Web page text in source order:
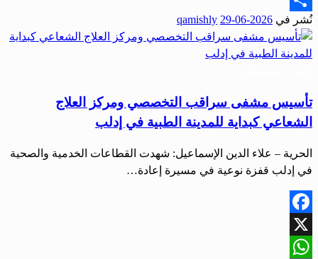
Share
نُشر في 2026-06-29
qamishly
تأسيس مشفى سراقب التخصصي ومركز العلاج
الشعاعي كبداية للمدينة الطبية في إدلب
الحرية – علاء الدين الإسماعيل: شهدت القطاعات الخدمية والصحية
في إدلب قفزة نوعية في مسيرة إعادة…
Facebook
X